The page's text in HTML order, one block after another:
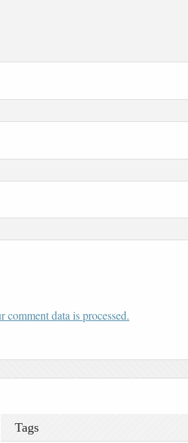
comment data is processed.
Tags